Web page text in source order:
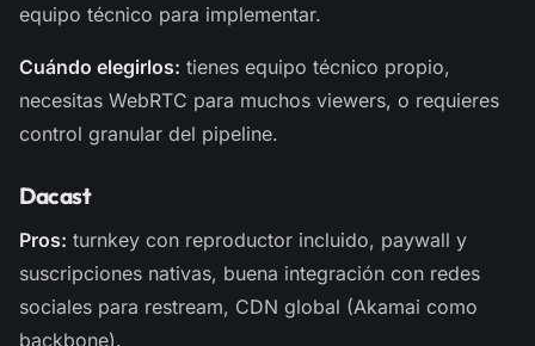
equipo técnico para implementar.
Cuándo elegirlos: tienes equipo técnico propio,
necesitas WebRTC para muchos viewers, o requieres
control granular del pipeline.
Dacast
Pros: turnkey con reproductor incluido, paywall y
suscripciones nativas, buena integración con redes
sociales para restream, CDN global (Akamai como
backbone).